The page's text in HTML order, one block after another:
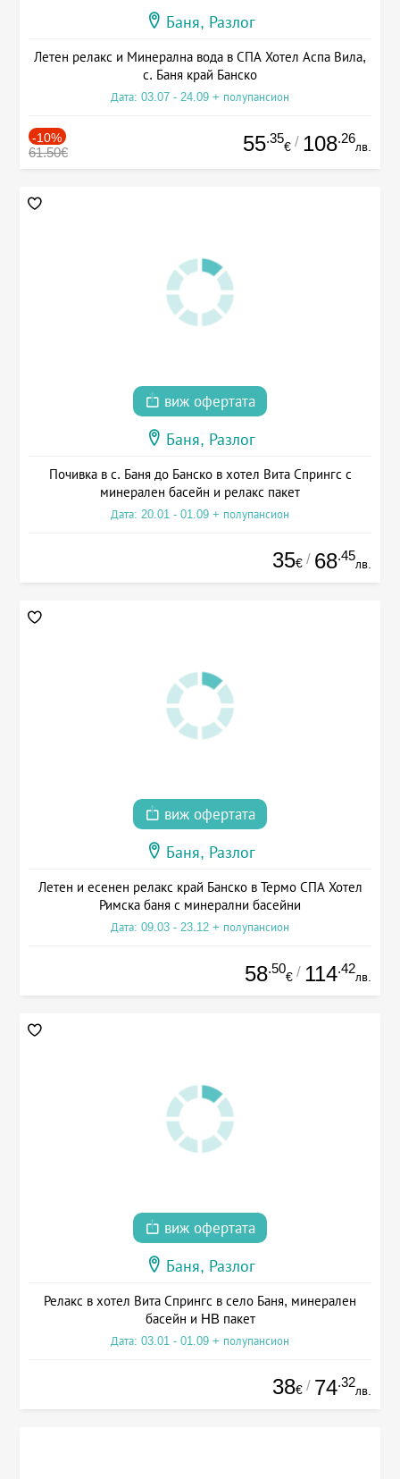
Баня, Разлог
Летен релакс и Минерална вода в СПА Хотел Аспа Вила,
с. Баня край Банско
Дата: 03.07 - 24.09 + полупансион
-10%
61.50€ 55.35
€ / 108.26
лв.
виж офертата
Баня, Разлог
Почивка в с. Баня до Банско в хотел Вита Спрингс с
минерален басейн и релакс пакет
Дата: 20.01 - 01.09 + полупансион
35€ / 68.45
лв.
виж офертата
Баня, Разлог
Летен и есенен релакс край Банско в Термо СПА Хотел
Римска баня с минерални басейни
Дата: 09.03 - 23.12 + полупансион
58.50
€ / 114.42
лв.
виж офертата
Баня, Разлог
Релакс в хотел Вита Спрингс в село Баня, минерален
басейн и HB пакет
Дата: 03.01 - 01.09 + полупансион
38€ / 74.32
лв.